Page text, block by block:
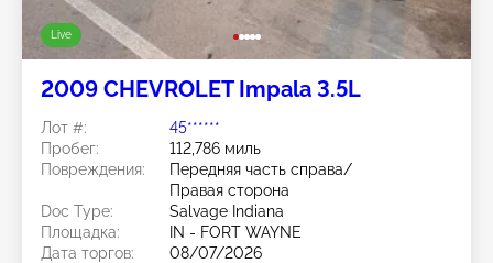
Live
2009 CHEVROLET Impala 3.5L
Лот #:
45******
Пробег:
112,786 миль
Повреждения:
Передняя часть справа/
Правая сторона
Doc Type:
Salvage Indiana
Площадка:
IN - FORT WAYNE
Дата торгов:
08/07/2026